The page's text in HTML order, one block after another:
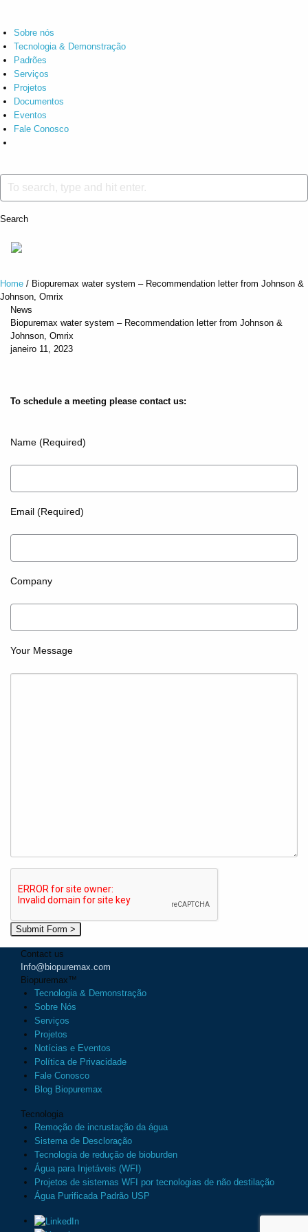
Sobre nós
Tecnologia & Demonstração
Padrões
Serviços
Projetos
Documentos
Eventos
Fale Conosco
Search
Home / Biopuremax water system – Recommendation letter from Johnson &
Johnson, Omrix
News
Biopuremax water system – Recommendation letter from Johnson &
Johnson, Omrix
janeiro 11, 2023
To schedule a meeting please contact us:
Name (Required)
Email (Required)
Company
Your Message
Contact us
Info@biopuremax.com
Biopuremax™
Tecnologia & Demonstração
Sobre Nós
Serviços
Projetos
Notícias e Eventos
Política de Privacidade
Fale Conosco
Blog Biopuremax
Tecnologia
Remoção de incrustação da água
Sistema de Descloração
Tecnologia de redução de bioburden
Água para Injetáveis (WFI)
Projetos de sistemas WFI por tecnologias de não destilação
Água Purificada Padrão USP